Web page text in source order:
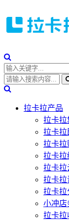
拉卡拉产品
拉卡拉
拉卡拉
拉卡拉
拉卡拉
拉卡拉
拉卡拉
拉卡拉
小冲店
拉卡拉